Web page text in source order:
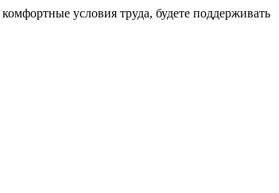
условия труда, будете поддерживать